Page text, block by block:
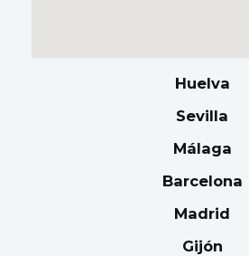
Huelva
Sevilla
Málaga
Barcelona
Madrid
Gijón